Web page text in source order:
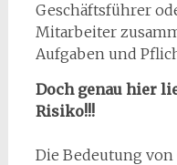
Geschäftsführer
Mitarbeiter
Aufgaben und
Doch genau hier
Risiko!!!
Die Bedeutung